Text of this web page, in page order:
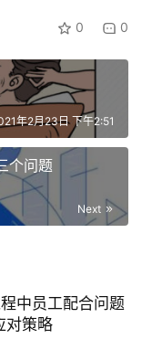
0 0
年2月23日 下午2:51
个问题
Next
中员工配合问题
对策略